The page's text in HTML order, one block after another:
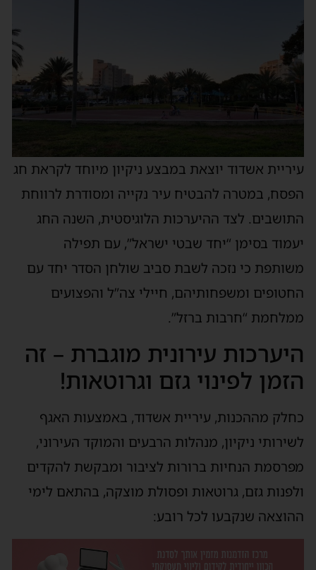
עיריית אשדוד יוצאת במבצע ניקיון מיוחד לקראת חג
הפסח, במטרה להבטיח עיר נקייה ומסודרת לרווחת
התושבים. לצד ההיערכות הלוגיסטית, השנה החג
יעמוד בסימן “יחד שבטי ישראל”, עם תפילה
משותפת כי נזכה לשבת סביב שולחן הסדר יחד עם
החטופים ומשפחותיהם, חיילי צה”ל והפצועים
ממלחמת “חרבות ברזל”.
היערכות עירונית מוגברת – זה
הזמן לפינוי גזם וגרוטאות!
כחלק מההכנות, עיריית אשדוד, באמצעות האגף
לשירותי ניקיון, מנהלות הרבעים והמוקד העירוני,
מפרסמת הנחיות ברורות לציבור ומבקשת להקדים
ולפנות גזם, גרוטאות ופסולת מוצקה, בהתאם לימי
ההוצאה שנקבעו לכל רובע: